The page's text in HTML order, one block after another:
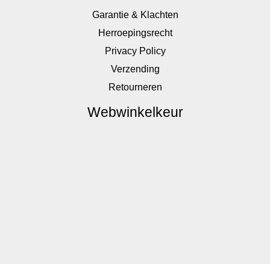
Garantie & Klachten
Herroepingsrecht
Privacy Policy
Verzending
Retourneren
Webwinkelkeur